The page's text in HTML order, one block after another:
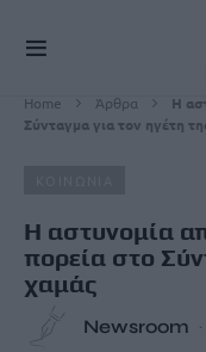
Home Άρθρα
Η
Σύνταγμα για τον ηγέτη
Η αστυνομία
πορεία στο
χαμάς
Newsroom